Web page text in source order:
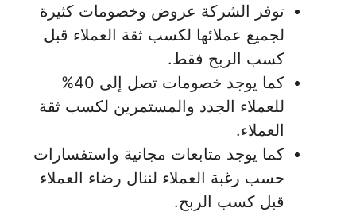
توفر الشركة عروض وخصومات كثيرة
لجميع عملائها لكسب ثقة العملاء قبل
كسب الربح فقط.
كما يوجد خصومات تصل إلى 40%
للعملاء الجدد والمستمرين لكسب ثقة
العملاء.
كما يوجد متابعات مجانية واستفسارات
حسب رغبة العملاء لننال رضاء العملاء
قبل كسب الربح.